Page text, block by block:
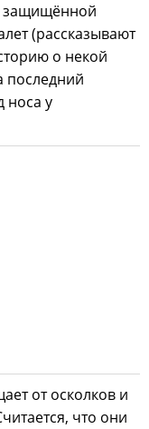
защищённой
(рассказывают
о некой
последний
носа у
от осколков и
что они